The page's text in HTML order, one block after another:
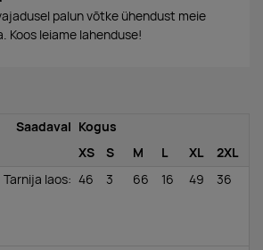
palun võtke ühendust meie
Koos leiame lahenduse!
Saadaval Kogus
XS
S M L XL 2XL
Tarnija laos: 46 3 66 16 49 36